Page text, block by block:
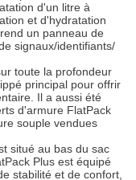
d'un litre à
et d'hydratation
un panneau de
signaux/identifiants/
toute la profondeur
principal pour offrir
Il a aussi été
d'armure FlatPack
souple vendues
situé au bas du sac
Plus est équipé
stabilité et de confort,